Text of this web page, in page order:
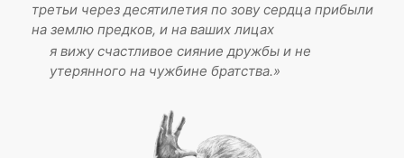
третьи через десятилетия по зову сердца прибыли
на землю предков, и на ваших лицах
я вижу счастливое сияние дружбы и не
утерянного на чужбине братства.»